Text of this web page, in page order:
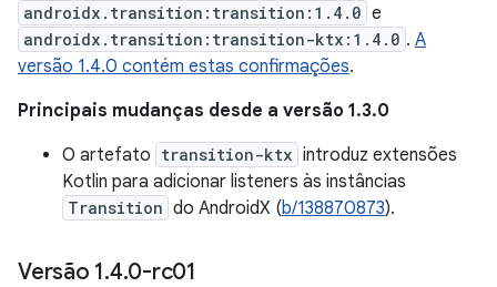
androidx.transition:transition:1.4.0 e
androidx.transition:transition-ktx:1.4.0 . A
versão 1.4.0 contém estas confirmações.
Principais mudanças desde a versão 1.3.0
O artefato transition-ktx introduz extensões
Kotlin para adicionar listeners às instâncias
Transition do AndroidX (b/138870873).
Versão 1.4.0-rc01